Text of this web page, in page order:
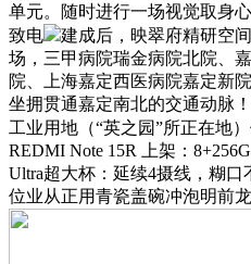
单元。随时进行一场视觉取身
致电
建成后，映翠府精研空
场，三甲病院瑞金病院北院、
院、上海嘉定西医病院嘉定新
坐拥贯通嘉定南北的交通动脉
工业用地（“英之园”所正在地
REDMI Note 15R 上架：
Ultra超大杯：延续4摄线，糊
位业从正用青瓷盖碗冲泡明前龙